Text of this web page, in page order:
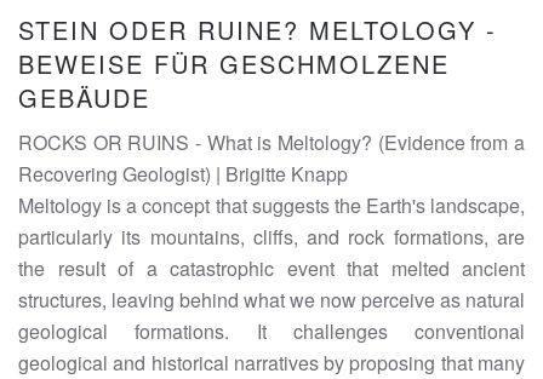
STEIN ODER RUINE? MELTOLOGY -
BEWEISE FÜR GESCHMOLZENE
GEBÄUDE
ROCKS OR RUINS - What is Meltology? (Evidence from a
Recovering Geologist) | Brigitte Knapp
Meltology is a concept that suggests the Earth's landscape,
particularly its mountains, cliffs, and rock formations, are
the result of a catastrophic event that melted ancient
structures, leaving behind what we now perceive as natural
geological formations. It challenges conventional
geological and historical narratives by proposing that many